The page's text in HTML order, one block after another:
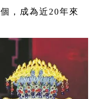
，成為近20年來